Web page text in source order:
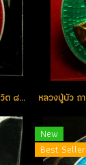
หลวงปู่บัว ถามโก รุ่น มงคลชีวิต ๘๘ เหรียญเจริญพรบน เนื้อเงินลงยา(สีแดง) หมายเลข 223 (โทรถาม)
New
Best Seller